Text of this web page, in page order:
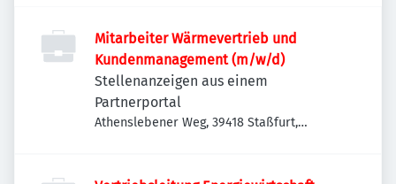
Mitarbeiter Wärmevertrieb und
Kundenmanagement (m/w/d)
Stellenanzeigen aus einem
Partnerportal
Athenslebener Weg, 39418 Staßfurt,